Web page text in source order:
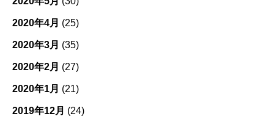
2020年4月 (25)
2020年3月 (35)
2020年2月 (27)
2020年1月 (21)
2019年12月 (24)